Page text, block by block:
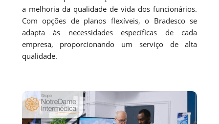
a melhoria da qualidade de vida dos funcionários.
Com opções de planos flexíveis, o Bradesco se
adapta às necessidades específicas de cada
empresa, proporcionando um serviço de alta
qualidade.